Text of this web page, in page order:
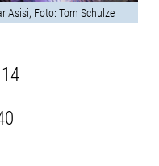
Asisi, Foto: Tom Schulze